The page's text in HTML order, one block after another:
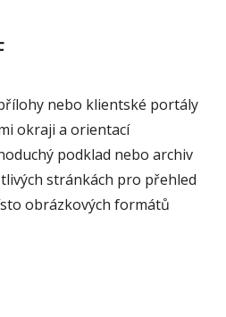
nebo klientské portály
okraji a orientací
podklad nebo archiv
stránkách pro přehled
obrázkových formátů